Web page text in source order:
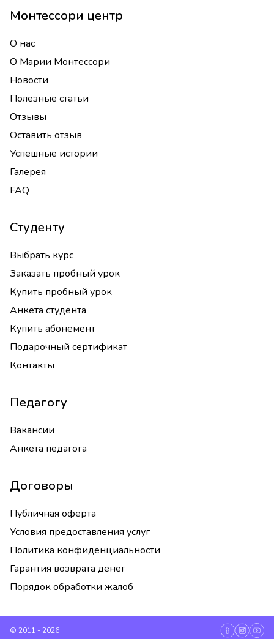
Монтессори центр
О нас
О Марии Монтессори
Новости
Полезные статьи
Отзывы
Оставить отзыв
Успешные истории
Галерея
FAQ
Студенту
Выбрать курс
Заказать пробный урок
Купить пробный урок
Анкета студента
Купить абонемент
Подарочный сертификат
Контакты
Педагогу
Вакансии
Анкета педагога
Договоры
Публичная оферта
Условия предоставления услуг
Политика конфиденциальности
Гарантия возврата денег
Порядок обработки жалоб
© 2011 - 2026